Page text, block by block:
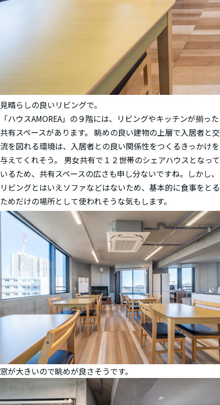
見晴らしの良いリビングで。
「ハウスAMOREA」の９階には、リビングやキッチンが揃った
共有スペースがあります。 眺めの良い建物の上層で入居者と交
流を図れる環境は、入居者との良い関係性をつくるきっかけを
与えてくれそう。 男女共有で１２世帯のシェアハウスとなって
いるため、共有スペースの広さも申し分ないですね。しかし、
リビングとはいえソファなどはないため、基本的に食事をとる
ためだけの場所として使われそうな気もします。
窓が大きいので眺めが良さそうです。